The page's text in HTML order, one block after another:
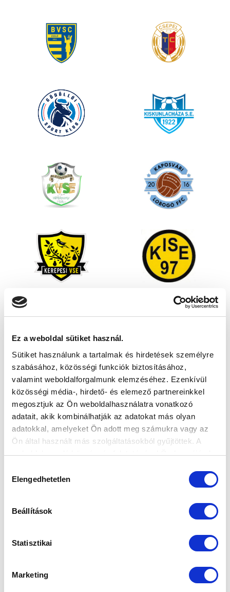
Ez a weboldal sütiket használ.
Sütiket használunk a tartalmak és hirdetések személyre
szabásához, közösségi funkciók biztosításához,
valamint weboldalforgalmunk elemzéséhez. Ezenkívül
közösségi média-, hirdető- és elemező partnereinkkel
megosztjuk az Ön weboldalhasználatra vonatkozó
adatait, akik kombinálhatják az adatokat más olyan
adatokkal, amelyeket Ön adott meg számukra vagy az
Ön által használt más szolgáltatásokból gyűjtöttek. A
weboldalon való böngészés folytatásával Ön hozzájárul a
kiválasztása
Elengedhetetlen
Beállítások
Statisztikai
Marketing